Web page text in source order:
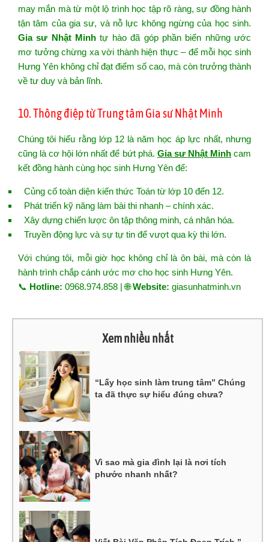
may mắn mà từ một lộ trình học tập rõ ràng, sự đồng hành
tận tâm của gia sư, và nỗ lực không ngừng của học sinh.
Gia sư Nhật Minh tự hào đã góp phần biến những ước
mơ tưởng chừng xa vời thành hiện thực – để mỗi học sinh
Hưng Yên không chỉ đạt điểm số cao, mà còn trưởng thành
về tư duy và bản lĩnh.
10. Thông điệp từ Trung tâm Gia sư Nhật Minh
Chúng tôi hiểu rằng lớp 12 là năm học áp lực nhất, nhưng
cũng là cơ hội lớn nhất để bứt phá. Gia sư Nhật Minhcam
kết đồng hành cùng học sinh Hưng Yên để:
Củng cố toàn diện kiến thức Toán từ lớp 10 đến 12.
Phát triển kỹ năng làm bài thi nhanh – chính xác.
Xây dựng chiến lược ôn tập thông minh, cá nhân hóa.
Truyền động lực và sự tự tin để vượt qua kỳ thi lớn.
Với chúng tôi, mỗi giờ học không chỉ là ôn bài, mà còn là
hành trình chắp cánh ước mơ cho học sinh Hưng Yên.
📞 Hotline: 0968.974.858 | 🌐Website: giasunhatminh.vn
Xem nhiều nhất
“Lấy học sinh làm trung tâm” Chúng
ta đã thực sự hiểu đúng chưa?
Vì sao mà gia đình lại là nơi tích
phước nhanh nhất?